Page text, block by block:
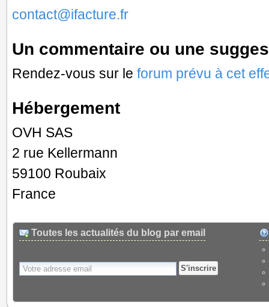
contact@ifacture.fr
Un commentaire ou une
Rendez-vous sur le forum prévu à cet
Hébergement
OVH SAS
2 rue Kellermann
59100 Roubaix
France
Toutes les actualités du blog par email
S'inscrire